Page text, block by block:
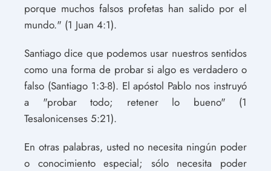
porque muchos falsos profetas han salido por el
mundo." (1 Juan 4:1).
Santiago dice que podemos usar nuestros sentidos
como una forma de probar si algo es verdadero o
falso (Santiago 1:3-8). El apóstol Pablo nos instruyó
a "probar todo; retener lo bueno" (1
Tesalonicenses 5:21).
En otras palabras, usted no necesita ningún poder
o conocimiento especial; sólo necesita poder